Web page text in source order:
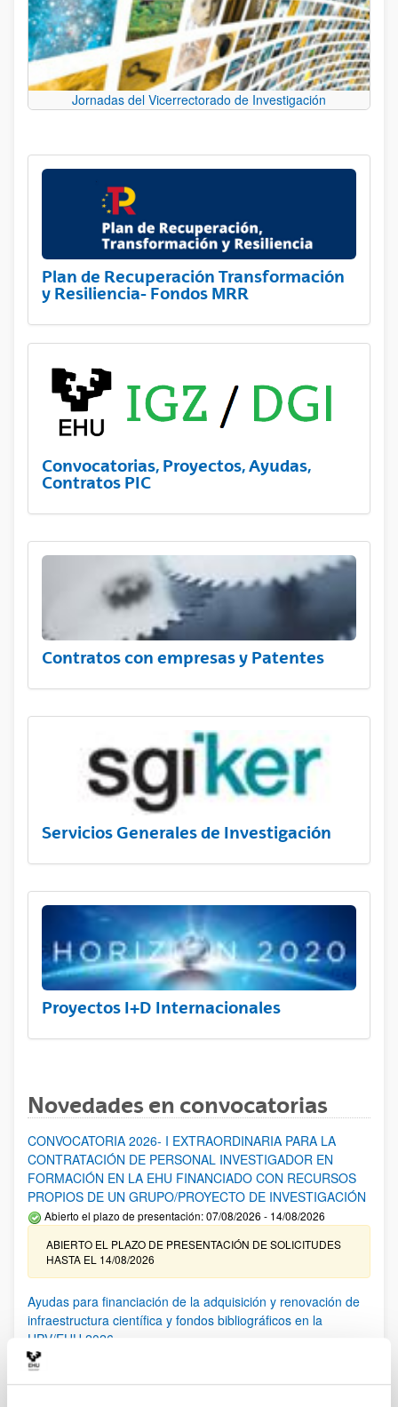
Jornadas del Vicerrectorado de Investigación
Plan de Recuperación Transformación
y Resiliencia- Fondos MRR
Convocatorias, Proyectos, Ayudas,
Contratos PIC
Contratos con empresas y Patentes
Servicios Generales de Investigación
Proyectos I+D Internacionales
Novedades en convocatorias
CONVOCATORIA 2026- I EXTRAORDINARIA PARA LA
CONTRATACIÓN DE PERSONAL INVESTIGADOR EN
FORMACIÓN EN LA EHU FINANCIADO CON RECURSOS
PROPIOS DE UN GRUPO/PROYECTO DE INVESTIGACIÓN
Abierto el plazo de presentación: 07/08/2026 - 14/08/2026
ABIERTO EL PLAZO DE PRESENTACIÓN DE SOLICITUDES
HASTA EL 14/08/2026
Ayudas para financiación de la adquisición y renovación de
infraestructura científica y fondos bibliográficos en la
UPV/EHU 2026
25/03/2026: Corrección de errores del listado provisional de